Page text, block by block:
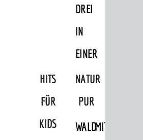
DREI
IN
EINER
HITS
FÜR
KIDS
NATUR
PUR
WALDMIT